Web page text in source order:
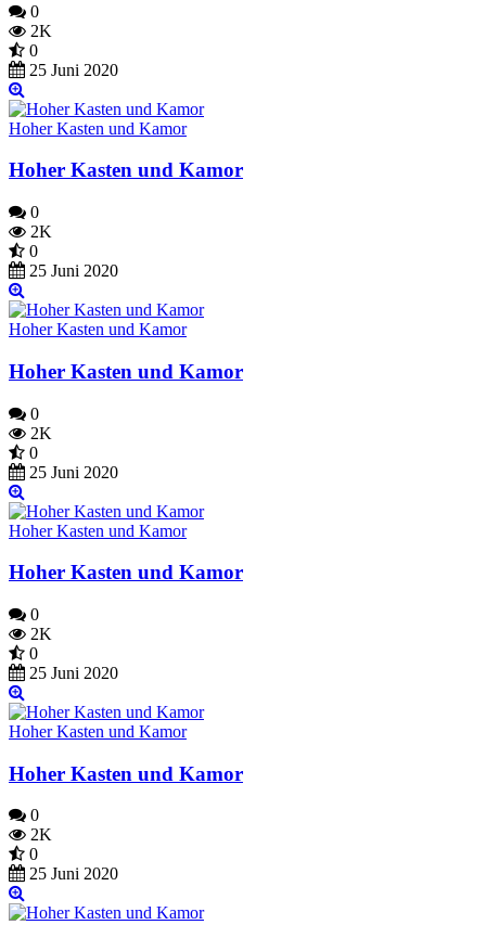
0
2K
0
25 Juni 2020
Hoher Kasten und Kamor
Hoher Kasten und Kamor
0
2K
0
25 Juni 2020
Hoher Kasten und Kamor
Hoher Kasten und Kamor
0
2K
0
25 Juni 2020
Hoher Kasten und Kamor
Hoher Kasten und Kamor
0
2K
0
25 Juni 2020
Hoher Kasten und Kamor
Hoher Kasten und Kamor
0
2K
0
25 Juni 2020